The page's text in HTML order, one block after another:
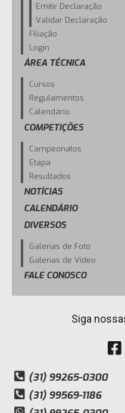
Emitir Declaração
Validar Declaração
Filiação
Login
ÁREA TÉCNICA
Cursos
Regulamentos
Calendário
COMPETIÇÕES
Campeonatos
Etapa
Resultados
NOTÍCIAS
CALENDÁRIO
DIVERSOS
Galerias de Foto
Galerias de Vídeo
FALE CONOSCO
Siga
(31) 99265-0300
(31) 99569-1186